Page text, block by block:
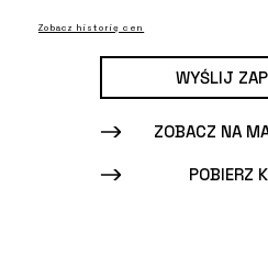
Zobacz historię cen
WYŚLIJ
ZOBACZ NA
POBIERZ